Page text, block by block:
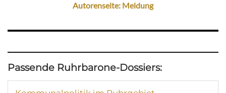
Autorenseite: Meldung
Passende Ruhrbarone-Dossiers: